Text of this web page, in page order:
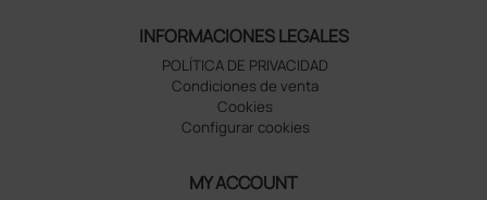
INFORMACIONES LEGALES
POLÍTICA DE PRIVACIDAD
Condiciones de venta
Cookies
Configurar cookies
MY ACCOUNT